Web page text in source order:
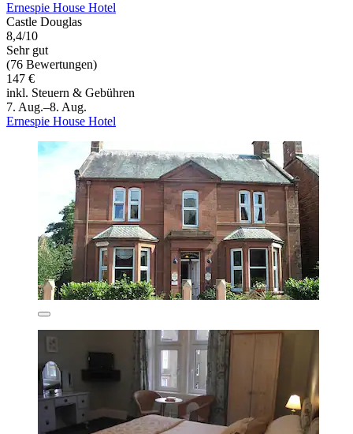
Ernespie House Hotel
Castle Douglas
8,4/10
Sehr gut
(76 Bewertungen)
147 €
inkl. Steuern & Gebühren
7. Aug.–8. Aug.
Ernespie House Hotel